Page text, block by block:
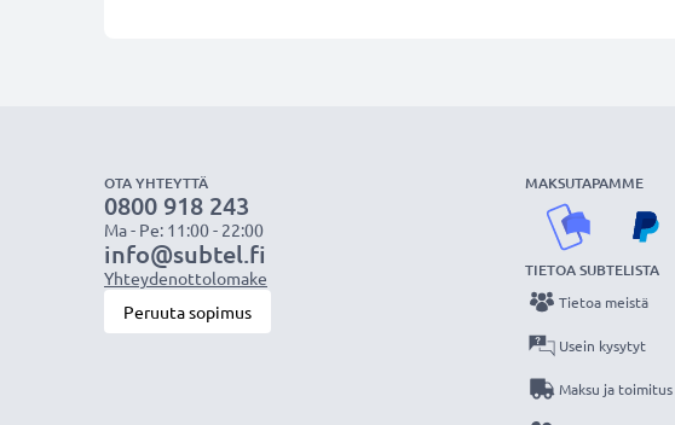
OTA YHTEYTTÄ
0800 918 243
Ma - Pe: 11:00 - 22:00
info@subtel.fi
Yhteydenottolomake
Peruuta sopimus
MAKSUTAPAMME
TIETOA SUBTELISTA
Tietoa meistä
Usein kysytyt
Maksu ja toimitus